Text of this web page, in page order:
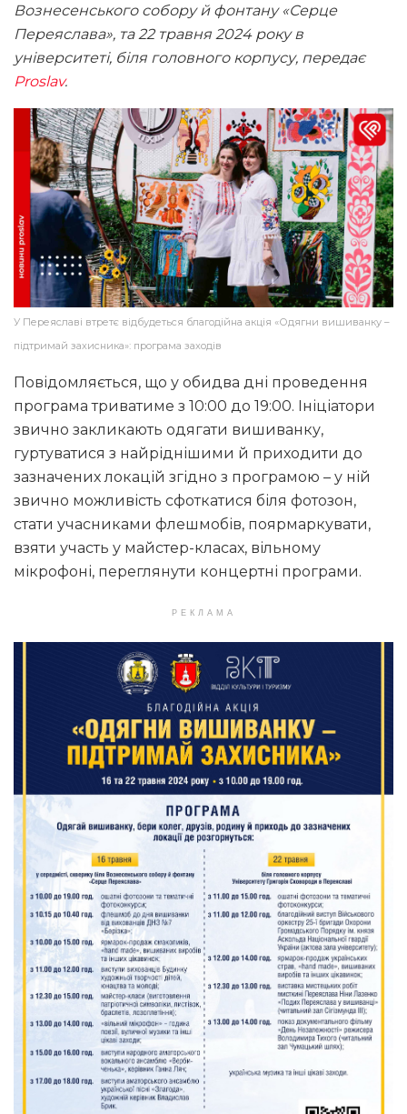
Вознесенського собору й фонтану «Серце
Переяслава», та 22 травня 2024 року в
університеті, біля головного корпусу, передає
Proslav.
У Переяславі втретє відбудеться благодійна акція «Одягни вишиванку –
підтримай захисника»: програма заходів
Повідомляється, що у обидва дні проведення
програма триватиме з 10:00 до 19:00. Ініціатори
звично закликають одягати вишиванку,
гуртуватися з найріднішими й приходити до
зазначених локацій згідно з програмою – у ній
звично можливість сфоткатися біля фотозон,
стати учасниками флешмобів, поярмаркувати,
взяти участь у майстер-класах, вільному
мікрофоні, переглянути концертні програми.
РЕКЛАМА